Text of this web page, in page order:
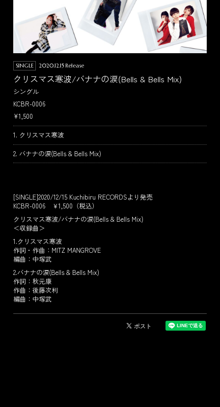
SINGLE 2020.12.15 Release
クリスマス寒波/バナナの涙(Bells & Bells Mix)
シングル
KCBR-0006
¥1,500
1. クリスマス寒波
2. バナナの涙(Bells & Bells Mix)
[SINGLE]2020/12/15 Kuchibiru RECORDSより発売
KCBR-0006 ￥1,500（税込）
クリスマス寒波/バナナの涙(Bells & Bells Mix)
＜収録曲＞
1.クリスマス寒波
作詞・作曲：MITZ MANGROVE
編曲：中塚武
2.バナナの涙(Bells & Bells Mix)
作詞：秋元康
作曲：後藤次利
編曲：中塚武